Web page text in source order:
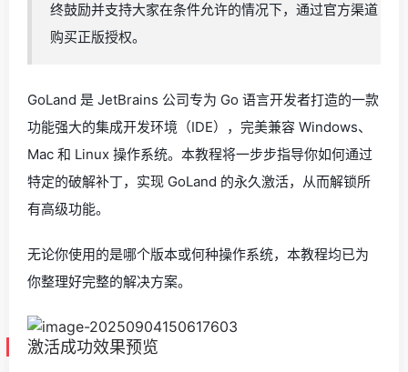
终鼓励并支持大家在条件允许的情况下，通过官方渠道
购买正版授权。
GoLand 是 JetBrains 公司专为 Go 语言开发者打造的一款
功能强大的集成开发环境（IDE），完美兼容 Windows、
Mac 和 Linux 操作系统。本教程将一步步指导你如何通过
特定的破解补丁，实现 GoLand 的永久激活，从而解锁所
有高级功能。
无论你使用的是哪个版本或何种操作系统，本教程均已为
你整理好完整的解决方案。
激活成功效果预览